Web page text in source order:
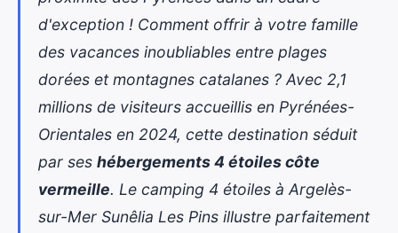
d'exception ! Comment offrir à votre famille
des vacances inoubliables entre plages
dorées et montagnes catalanes ? Avec 2,1
millions de visiteurs accueillis en Pyrénées-
Orientales en 2024, cette destination séduit
par ses hébergements 4 étoiles côte
vermeille. Le camping 4 étoiles à Argelès-
sur-Mer Sunêlia Les Pins illustre parfaitement